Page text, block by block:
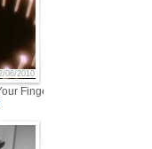
Finger
06/2010